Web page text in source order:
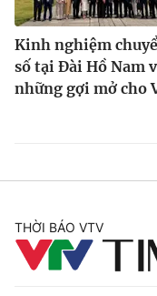
Kinh nghiệm
số tại Đài Hồ Nam
những gợi mở cho
THỜI BÁO VTV